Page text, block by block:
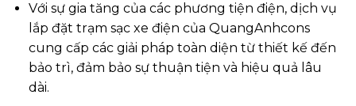
Với sự gia tăng của các phương tiện điện, dịch vụ
lắp đặt trạm sạc xe điện của QuangAnhcons
cung cấp các giải pháp toàn diện từ thiết kế đến
bảo trì, đảm bảo sự thuận tiện và hiệu quả lâu
dài.